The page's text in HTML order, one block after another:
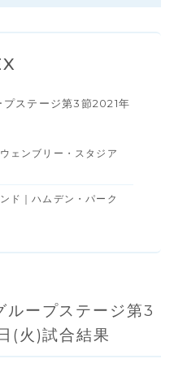
ステージ第3節2021年
ェンブリー・スタジア
ド｜ハムデン・パーク
ープステージ第3
(火)試合結果